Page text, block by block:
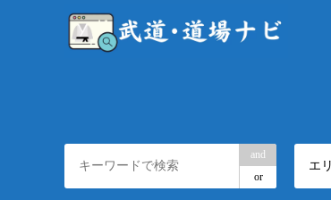
and
or
エ